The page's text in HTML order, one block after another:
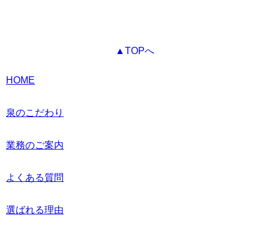
▲TOPへ
HOME
泉のこだわり
業務のご案内
よくある質問
選ばれる理由